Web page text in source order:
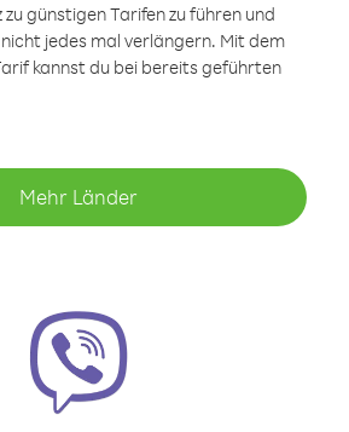
günstigen Tarifen zu führen und
jedes mal verlängern. Mit dem
kannst du bei bereits geführten
Mehr Länder